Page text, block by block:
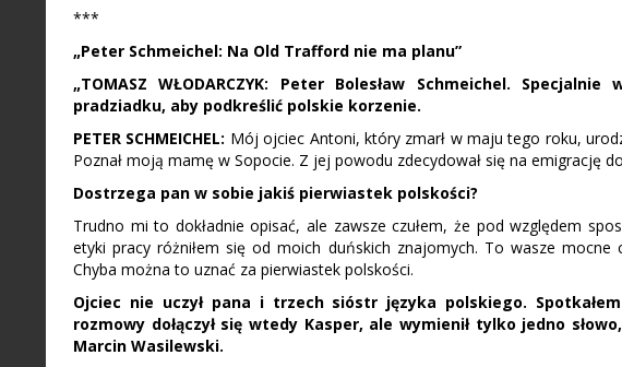
***
„Peter Schmeichel: Na Old Trafford nie ma planu”
„TOMASZ WŁODARCZYK: Peter Bolesław Schmeichel.
pradziadku, aby podkreślić polskie korzenie.
PETER SCHMEICHEL: Mój ojciec Antoni, który zmarł w maju tego roku,
Poznał moją mamę w Sopocie. Z jej powodu zdecydował się na emigrację
Dostrzega pan w sobie jakiś pierwiastek polskości?
Trudno mi to dokładnie opisać, ale zawsze czułem, że pod względem
etyki pracy różniłem się od moich duńskich znajomych. To wasze mocne
Chyba można to uznać za pierwiastek polskości.
Ojciec nie uczył pana i trzech sióstr języka polskiego.
rozmowy dołączył się wtedy Kasper, ale wymienił tylko jedno
Marcin Wasilewski.